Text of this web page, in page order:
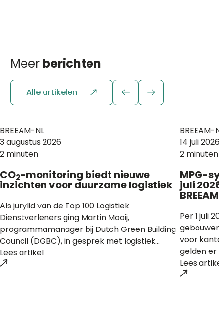
Meer berichten
Alle artikelen
BREEAM-NL
3 augustus 2026
2 minuten
CO2-monitoring biedt nieuwe
inzichten voor duurzame logistiek
Als jurylid van de Top 100 Logistiek
Dienstverleners ging Martin Mooij,
programmamanager bij Dutch Green Building
Council (DGBC), in gesprek met logistiek...
Lees artikel
BREEAM-
14 juli 2026
2 minuten
MPG-
juli
Per 1 juli
voor
gelden er
Lees